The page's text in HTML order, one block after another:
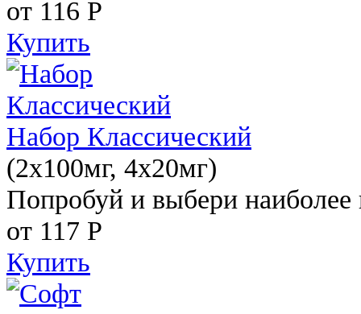
от 116 Р
Купить
Набор Классический
(2x100мг, 4x20мг)
Попробуй и выбери наиболее
от 117 Р
Купить